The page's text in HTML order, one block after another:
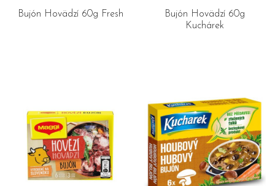
Bujón Hovädzí 60g Fresh
Bujón Hovädzí 60g
Kuchárek